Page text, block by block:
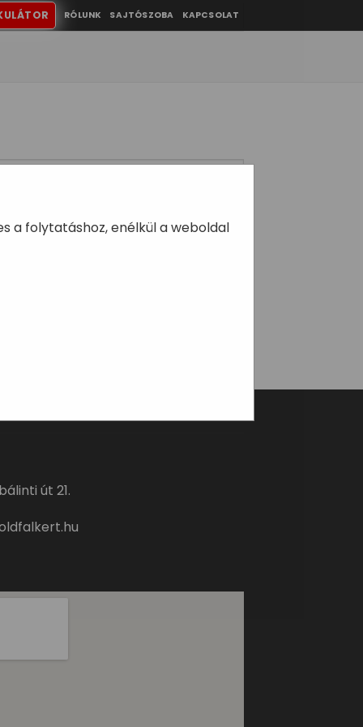
a folytatáshoz, enélkül a weboldal
RÓLUNK SAJTÓSZOBA KAPCSOLAT
út 21.